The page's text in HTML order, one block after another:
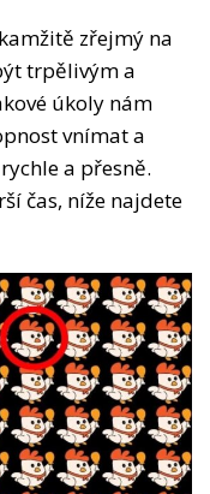
zřejmý na
trpělivým a
úkoly nám
vnímat a
a přesně.
čas, níže najdete